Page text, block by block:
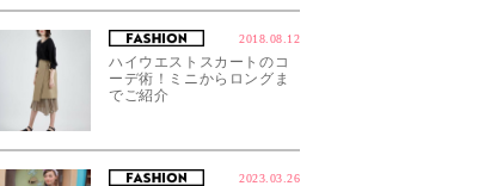
2018.08.12
ハイウエストスカートのコ
ーデ術！ミニからロングま
でご紹介
2023.03.26